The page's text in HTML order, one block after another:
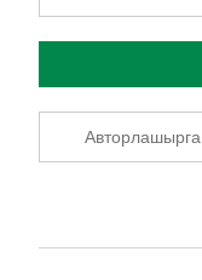
Авторлашырга